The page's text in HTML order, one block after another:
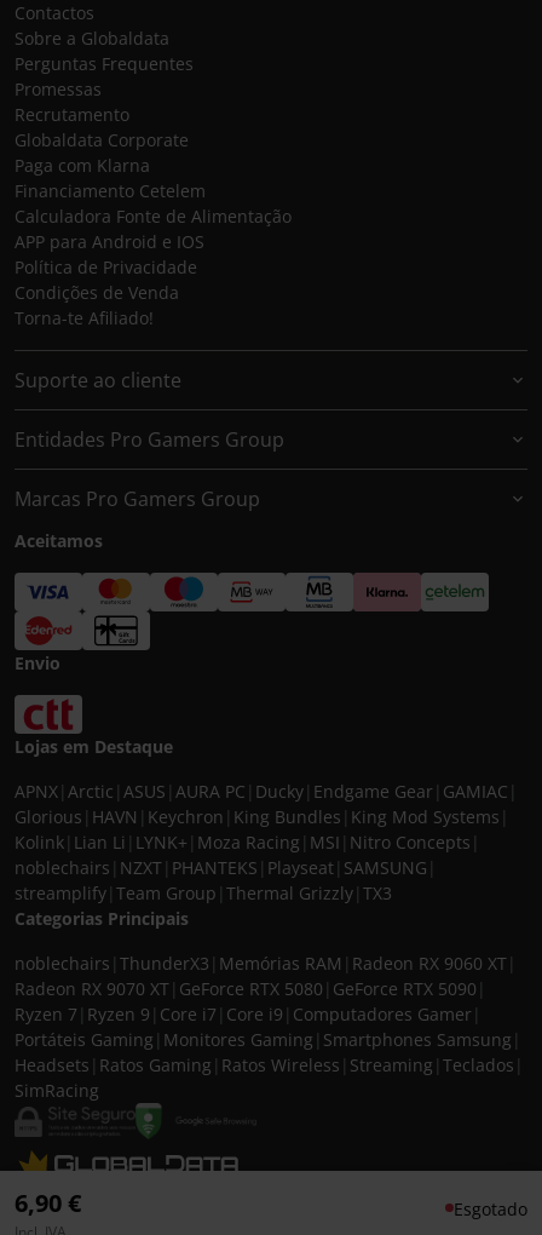
6,90 € Esgotado
Contactos
Sobre a Globaldata
Perguntas Frequentes
Promessas
Recrutamento
Globaldata Corporate
Paga com Klarna
Financiamento Cetelem
Calculadora Fonte de Alimentação
APP para Android e IOS
Política de Privacidade
Condições de Venda
Torna-te Afiliado!
Suporte ao cliente
Entidades Pro Gamers Group
Marcas Pro Gamers Group
Aceitamos
Envio
Lojas em Destaque
APNX Arctic ASUS AURA PC Ducky Endgame Gear GAMIAC
Glorious HAVN Keychron King Bundles King Mod Systems
Kolink Lian Li LYNK+ Moza Racing MSI Nitro Concepts
noblechairs NZXT PHANTEKS Playseat SAMSUNG
streamplify Team Group Thermal Grizzly TX3
Categorias Principais
noblechairs ThunderX3 Memórias RAM Radeon RX 9060 XT
Radeon RX 9070 XT GeForce RTX 5080 GeForce RTX 5090
Ryzen 7 Ryzen 9 Core i7 Core i9 Computadores Gamer
Portáteis Gaming Monitores Gaming Smartphones Samsung
Headsets Ratos Gaming Ratos Wireless Streaming Teclados
SimRacing
© 2026 CASEKING IBERIA. TODOS OS DIREITOS RESERVADOS. IVA incluído à
taxa em vigor para todos os produtos. As fotos apresentadas podem não